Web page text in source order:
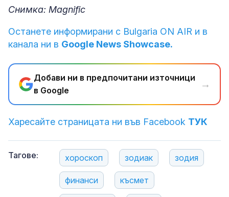
Снимка: Magnific
Останете информирани с Bulgaria ON AIR и в
канала ни в Google News Showcase.
Добави ни в предпочитани източници
в Google
→
Харесайте страницата ни във Facebook ТУК
Тагове: хороскоп зодиак зодия
финанси късмет